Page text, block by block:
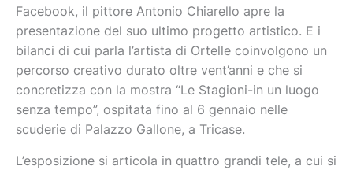
Facebook, il pittore Antonio Chiarello apre la
presentazione del suo ultimo progetto artistico. E i
bilanci di cui parla l’artista di Ortelle coinvolgono un
percorso creativo durato oltre vent’anni e che si
concretizza con la mostra “Le Stagioni-in un luogo
senza tempo”, ospitata fino al 6 gennaio nelle
scuderie di Palazzo Gallone, a Tricase.
L’esposizione si articola in quattro grandi tele, a cui si